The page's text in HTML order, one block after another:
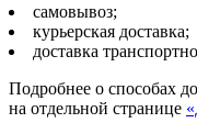
самовывоз;
курьерская доставка;
доставка
Подробнее о способах
на отдельной странице